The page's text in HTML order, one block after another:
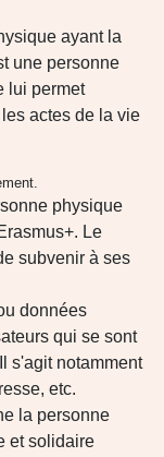
ayant la
une personne
lui permet
actes de la vie
physique
Le
subvenir à ses
données
qui se sont
s'agit notamment
etc.
la personne
et solidaire